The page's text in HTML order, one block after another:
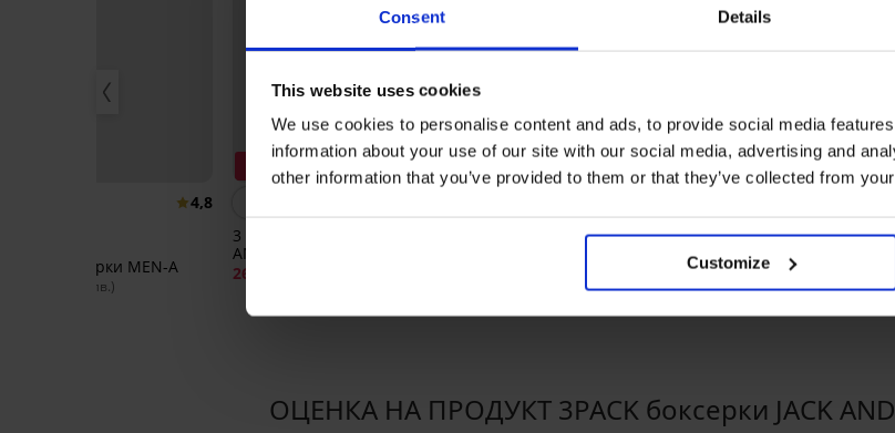
Consent Details
This website uses cookies
We use cookies to personalise content and ads, to provide social media
information about your use of our site with our social media, advertising and
other information that you’ve provided to them or that they’ve collected from
Customize
4,8
PACK боксерки MEN-A
(80,17 лв.)
Отстъпка -21%
3 опаковки боксерки JACK
AND JONES Anthony
26,39 €
PREMIUM
3PACK памучни боксерки
Отстъпка -30%
3PACK боксерки Calvin
Icon Cotton Stretch
36,39 €(71,17 лв.)
ОЦЕНКА НА ПРОДУКТ 3PACK боксерки JACK